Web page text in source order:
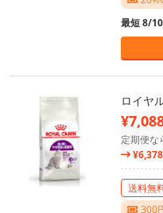
最短 8/10
ロイヤ
定期便な
¥6,378
送料無
300